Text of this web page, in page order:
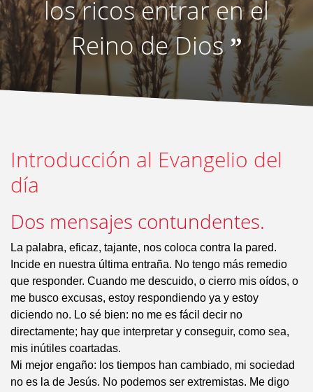
los ricos entrar en el
Reino de Dios”
Introducción al Evangelio del
día
Dos mensajes contundentes.
La palabra, eficaz, tajante, nos coloca contra la pared.
Incide en nuestra última entraña. No tengo más remedio
que responder. Cuando me descuido, o cierro mis oídos, o
me busco excusas, estoy respondiendo ya y estoy
diciendo no. Lo sé bien: no me es fácil decir no
directamente; hay que interpretar y conseguir, como sea,
mis inútiles coartadas.
Mi mejor engaño: los tiempos han cambiado, mi sociedad
no es la de Jesús. No podemos ser extremistas. Me digo